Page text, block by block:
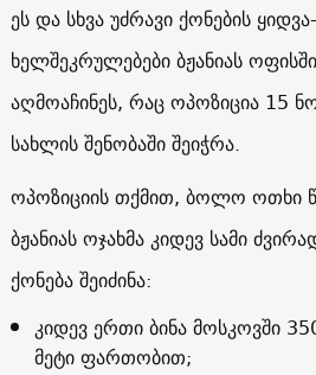
ეს და სხვა უძრავი ქონების
ხელშეკრულებები ბჟანიას
აღმოაჩინეს, რაც ოპოზიცია 15
სახლის შენობაში შეიჭრა.
ოპოზიციის თქმით, ბოლო ოთხი
ბჟანიას ოჯახმა კიდევ სამი
ქონება შეიძინა:
კიდევ ერთი ბინა მოსკოვში
მეტი ფართობით;